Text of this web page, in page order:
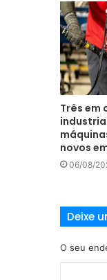
Três em
novos
06/08/
Deixe
O seu